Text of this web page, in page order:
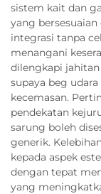
sistem kait dan
yang
integrasi tanpa
menangani
dilengkapi
supaya beg
kecemasan.
pendekatan
sarung boleh
generik.
kepada aspek
dengan tepat
yang